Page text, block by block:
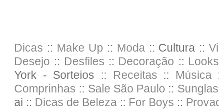
Dicas :: Make Up :: Moda:: Cultura ::
Desejo :: Desfiles :: Decoração :: Looks
York - Sorteios :: Receitas :: Música
Comprinhas :: Sale São Paulo ::
ai :: Dicas de Beleza :: For Boys ::